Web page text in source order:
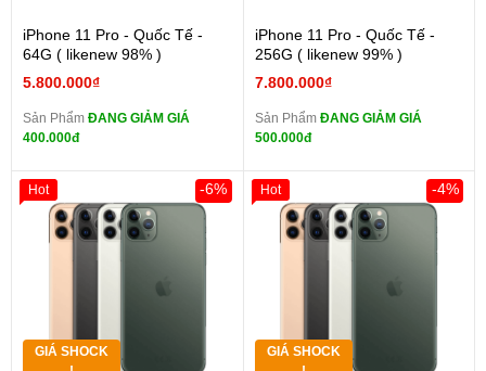
iPhone 11 Pro - Quốc Tế -
64G ( likenew 98% )
5.800.000₫
Sản Phẩm ĐANG GIẢM GIÁ
400.000đ
iPhone 11 Pro - Quốc Tế -
256G ( likenew 99% )
7.800.000₫
Sản Phẩm ĐANG GIẢM GIÁ
500.000đ
GIÁ SHOCK
-6%
Hot
GIÁ SHOCK
-4%
Hot